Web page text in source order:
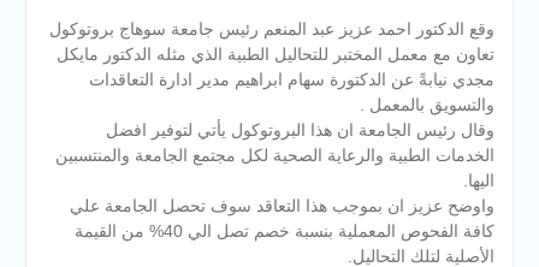
وقع الدكتور احمد عزيز عبد المنعم رئيس جامعة سوهاج بروتوكول
تعاون مع معمل المختبر للتحاليل الطبية الذي مثله الدكتور مايكل
مجدي نيابةً عن الدكتورة سهام ابراهيم مدير ادارة التعاقدات
والتسويق بالمعمل .
وقال رئيس الجامعة ان هذا البروتوكول يأتي لتوفير افضل
الخدمات الطبية والرعاية الصحية لكل مجتمع الجامعة والمنتسبين
اليها.
واوضح عزيز ان بموجب هذا التعاقد سوف تحصل الجامعة علي
كافة الفحوص المعملية بنسبة خصم تصل الي 40% من القيمة
الأصلية لتلك التحاليل.